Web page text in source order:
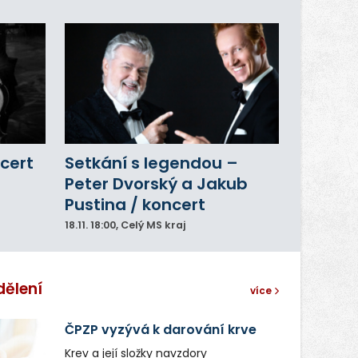
Setkání s legendou –
Peter Dvorský a Jakub
Pustina / koncert
18.11. 18:00, Celý MS kraj
více
ČPZP vyzývá k darování krve
Krev a její složky navzdory